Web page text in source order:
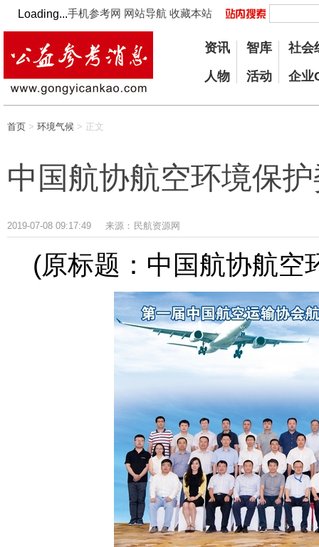
Loading...手机参考网 网站导航 收藏本站
资讯
人物
智库
活动
社会
企业
首页 > 环境气候 > 正文
中国航协航空环境保
2019-07-08 09:17:49 来源： 民航资源网
(原标题：中国航协航空